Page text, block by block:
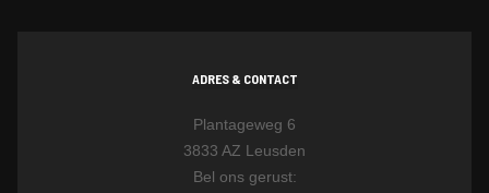
ADRES & CONTACT
Plantageweg 6
3833 AZ Leusden
Bel ons gerust: